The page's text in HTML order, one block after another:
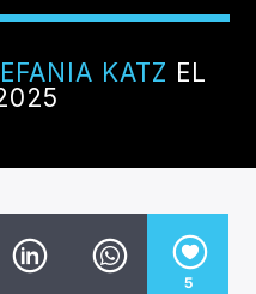
KATZ EL
5